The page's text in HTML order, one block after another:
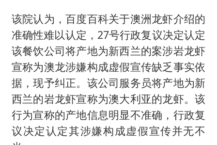
该院认为，百度百科关于澳洲龙虾介绍的
准确性难以认定，27号行政复议决定认定
该餐饮公司将产地为新西兰的案涉岩龙虾
宣称为澳龙涉嫌构成虚假宣传缺乏事实依
据，现予纠正。该公司服务员将产地为新
西兰的岩龙虾宣称为澳大利亚的龙虾。该
行为宣称的产地信息明显不准确，行政复
议决定认定其涉嫌构成虚假宣传并无不